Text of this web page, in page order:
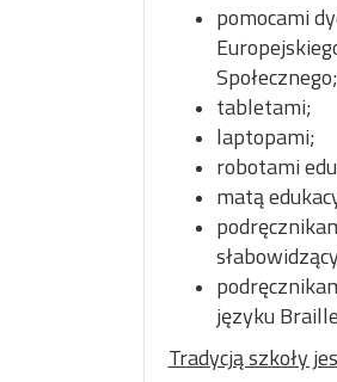
pomocami
Społecznego;
tabletami;
laptopami;
robotami
matą
języku
Tradycją szkoły